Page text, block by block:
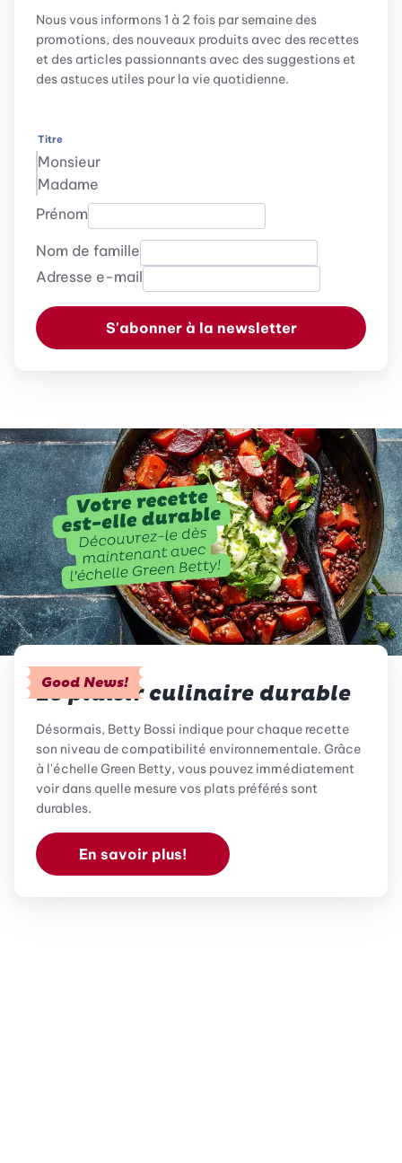
Nous vous informons 1 à 2 fois par semaine des
promotions, des nouveaux produits avec des recettes
et des articles passionnants avec des suggestions et
des astuces utiles pour la vie quotidienne.
Titre
Monsieur
Madame
Prénom
Nom de famille
Adresse e-mail
S'abonner à la newsletter
Good News!
Le plaisir culinaire durable
Désormais, Betty Bossi indique pour chaque recette
son niveau de compatibilité environnementale. Grâce
à l'échelle Green Betty, vous pouvez immédiatement
voir dans quelle mesure vos plats préférés sont
durables.
En savoir plus!